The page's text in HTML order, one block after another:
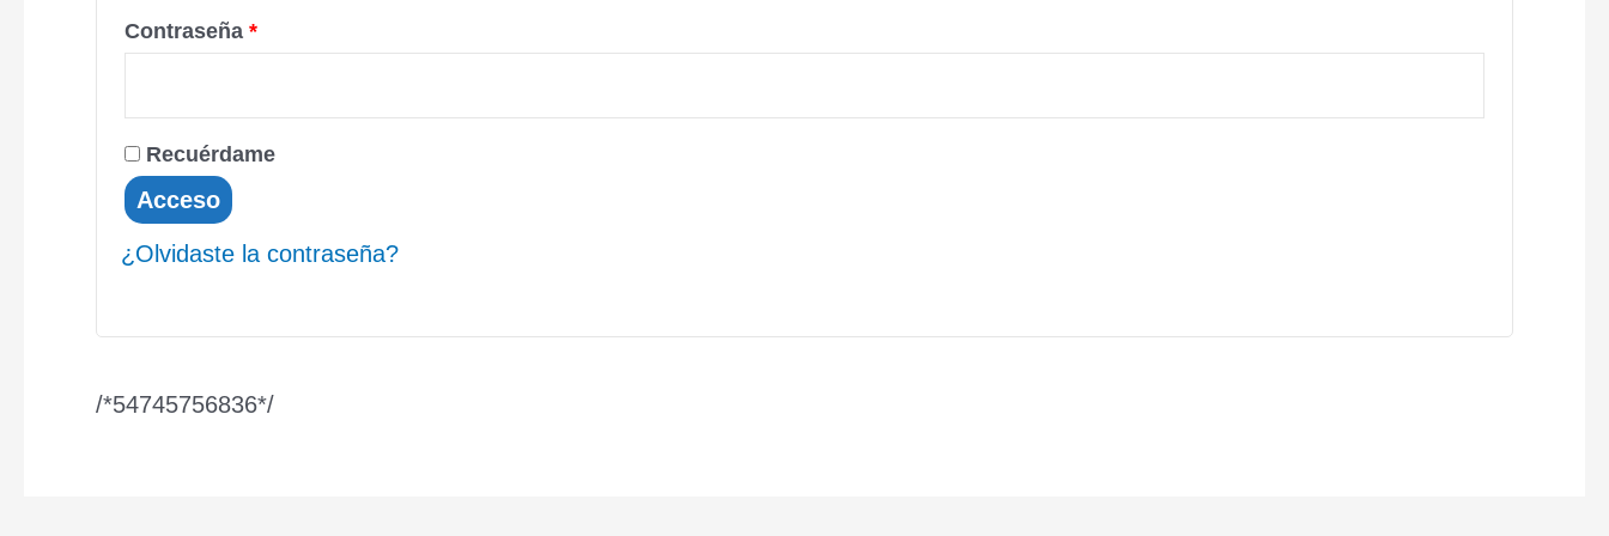
Contraseña *
Recuérdame
Acceso
¿Olvidaste la contraseña?
/*54745756836*/